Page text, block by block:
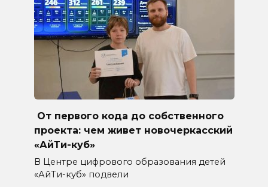
От первого кода до собственного
проекта: чем живет новочеркасский
«АйТи-куб»
В Центре цифрового образования детей
«АйТи-куб» подвели